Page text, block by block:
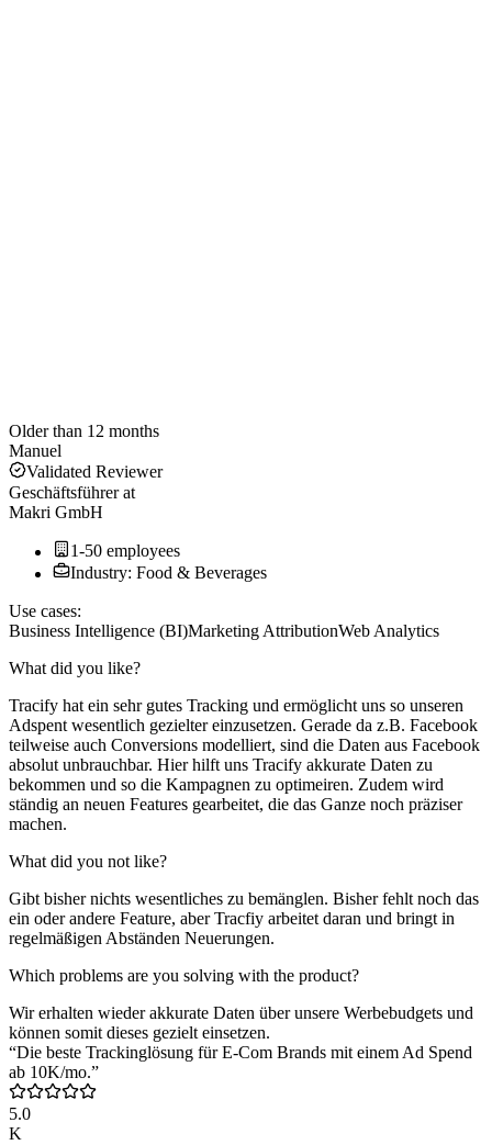
Older than 12 months
Manuel
Validated Reviewer
Geschäftsführerat
Makri GmbH
1-50 employees
Industry: Food & Beverages
Use cases:
Business Intelligence (BI)Marketing AttributionWeb Analytics
What did you like?
Tracify hat ein sehr gutes Tracking und ermöglicht uns so unseren
Adspent wesentlich gezielter einzusetzen. Gerade da z.B. Facebook
teilweise auch Conversions modelliert, sind die Daten aus Facebook
absolut unbrauchbar. Hier hilft uns Tracify akkurate Daten zu
bekommen und so die Kampagnen zu optimeiren. Zudem wird
ständig an neuen Features gearbeitet, die das Ganze noch präziser
machen.
What did you not like?
Gibt bisher nichts wesentliches zu bemänglen. Bisher fehlt noch das
ein oder andere Feature, aber Tracfiy arbeitet daran und bringt in
regelmäßigen Abständen Neuerungen.
Which problems are you solving with the product?
Wir erhalten wieder akkurate Daten über unsere Werbebudgets und
können somit dieses gezielt einsetzen.
“Die beste Trackinglösung für E-Com Brands mit einem Ad Spend
ab 10K/mo.”
5.0
K